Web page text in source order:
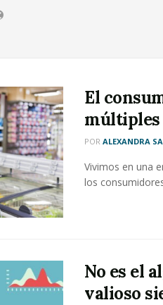
El
múltiples
POR ALEXANDRA
Vivimos en una
los
No es el
valioso